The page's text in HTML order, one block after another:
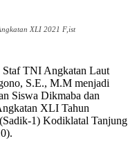
XLI 2021 F,ist
TNI Angkatan Laut
S.E., M.M menjadi
Siswa Dikmaba dan
XLI Tahun
1) Kodiklatal Tanjung